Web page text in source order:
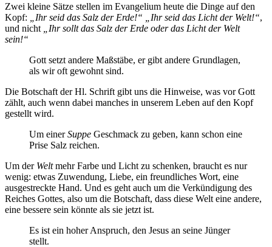
Zwei kleine Sätze stellen im Evangelium heute die Dinge auf den
Kopf:
Ihr seid das Salz der Erde!“ „ Ihr seid das Licht der Welt!“,
und nicht
„Ihr sollt das Salz der Erde oder das Licht der Welt
sein!“
Gott setzt andere Maßstäbe, er gibt andere Grundlagen,
als wir oft gewohnt sind.
Die Botschaft der Hl. Schrift gibt uns die Hinweise, was vor Gott
zählt, auch wenn dabei manches in unserem Leben auf den Kopf
gestellt wird.
Um einerSuppe Geschmack zu geben, kann schon eine
Prise Salz reichen.
Um der Weltmehr Farbe und Licht zu schenken, braucht es nur
wenig: etwas Zuwendung, Liebe, ein freundliches Wort, eine
ausgestreckte Hand. Und es geht auch um die Verkündigung des
Reiches Gottes, also um die Botschaft, dass diese Welt eine andere,
eine bessere sein könnte als sie jetzt ist.
Es ist ein hoher Anspruch, den Jesus an seine Jünger
stellt.